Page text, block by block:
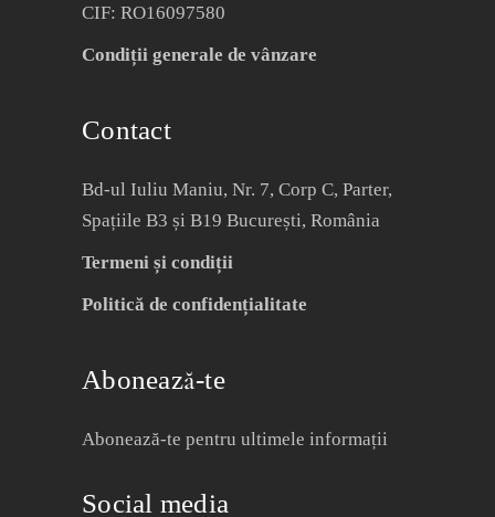
CIF: RO16097580
Condiții generale de vânzare
Contact
Bd-ul Iuliu Maniu, Nr. 7, Corp C, Parter,
Spațiile B3 și B19 București, România
Termeni și condiții
Politică de confidențialitate
Abonează-te
Abonează-te pentru ultimele informații
Social media